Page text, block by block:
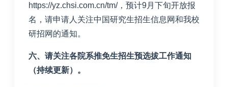
https://yz.chsi.com.cn/tm/，预计9月下旬开放报
名，请申请人关注中国研究生招生信息网和我校
研招网的通知。
六、请关注各院系推免生招生预选拔工作通知
（持续更新）。